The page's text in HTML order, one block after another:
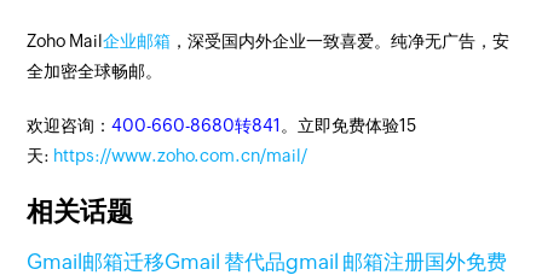
Zoho Mail企业邮箱 ，深受国内外企业一致喜爱。纯净无广告，安
全加密全球畅邮。
欢迎咨询：400-660-8680转841 。立即免费体验15
天: https://www.zoho.com.cn/mail/
相关话题
Gmail邮箱迁移Gmail 替代品gmail 邮箱注册国外免费